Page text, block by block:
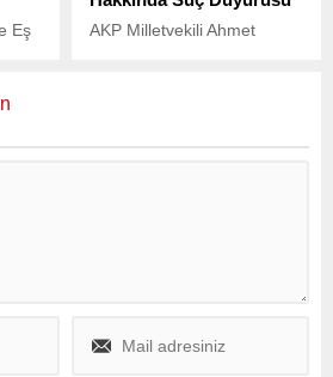
Eş
AKP Milletvekili Ahmet